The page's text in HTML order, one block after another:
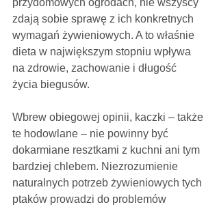
przydomowych ogrodach, nie wszyscy
zdają sobie sprawę z ich konkretnych
wymagań żywieniowych. A to właśnie
dieta w największym stopniu wpływa
na zdrowie, zachowanie i długość
życia biegusów.
Wbrew obiegowej opinii, kaczki – także
te hodowlane – nie powinny być
dokarmiane resztkami z kuchni ani tym
bardziej chlebem. Niezrozumienie
naturalnych potrzeb żywieniowych tych
ptaków prowadzi do problemów